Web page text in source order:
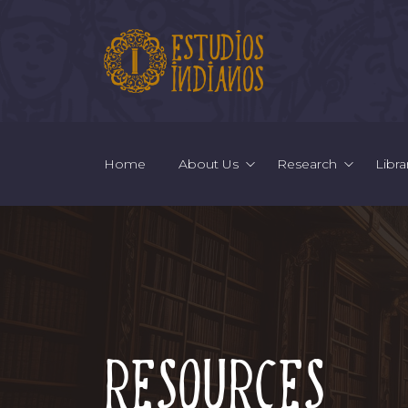
Home About Us Research
Resources